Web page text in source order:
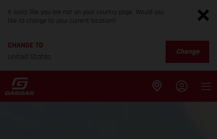
It looks like you are not on your country page. Would you
like to change to your current location?
CHANGE TO
United States
Change